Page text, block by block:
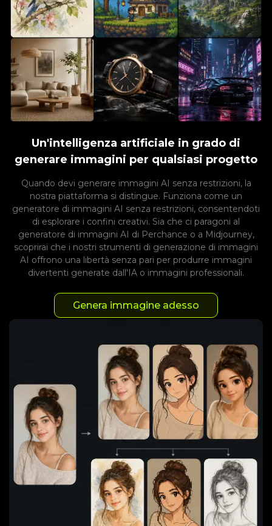
Un'intelligenza artificiale in grado di
generare immagini per qualsiasi progetto
Quando devi generare immagini AI senza restrizioni, la
nostra piattaforma si distingue. Funziona come un
generatore di immagini AI senza restrizioni, consentendoti
di esplorare i confini creativi. Sia che ci paragoni al
generatore di immagini AI di Perchance o a Midjourney,
scoprirai che i nostri strumenti di generazione di immagini
AI offrono una libertà senza pari per produrre immagini
divertenti generate dall'IA o immagini professionali.
Genera immagine adesso